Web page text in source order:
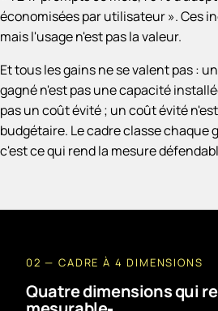
économisées par utilisateur ». Ces
mais l'usage n'est pas la valeur.
Et tous les gains ne se valent pas :
gagné n'est pas une capacité
pas un coût évité ; un coût évité
budgétaire. Le cadre classe chaque
c'est ce qui rend la mesure
02 — CADRE À 4 DIMENSIONS
Quatre dimensions qui